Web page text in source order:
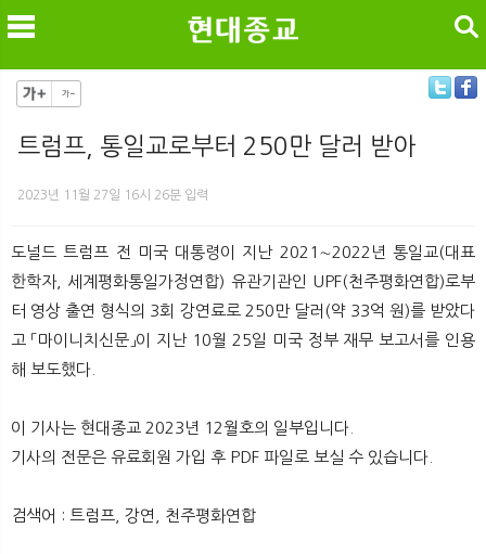
검색
트럼프, 통일교로부터 250만 달러 받아
2023년 11월 27일 16시 26분 입력
도널드 트럼프 전 미국 대통령이 지난 2021∼2022년 통일교(대표
한학자, 세계평화통일가정연합) 유관기관인 UPF(천주평화연합)로부
터 영상 출연 형식의 3회 강연료로 250만 달러(약 33억 원)를 받았다
고 「마이니치신문」이 지난 10월 25일 미국 정부 재무 보고서를 인용
해 보도했다.
이 기사는 현대종교 2023년 12월호의 일부입니다.
기사의 전문은 유료회원 가입 후 PDF 파일로 보실 수 있습니다.
검색어 : 트럼프, 강연, 천주평화연합